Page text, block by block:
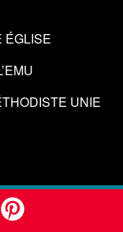
ÉGLISE
UNIE